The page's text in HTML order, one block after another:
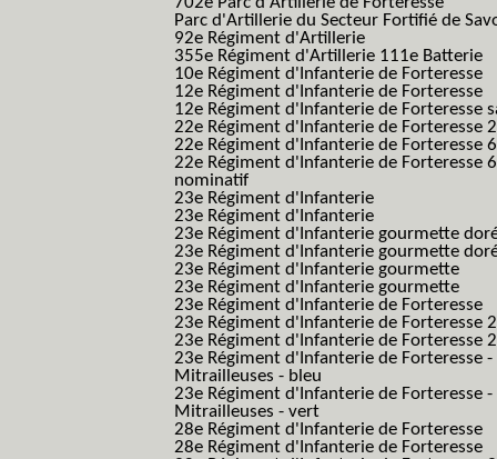
Parc d'Artillerie du Secteur Fortifié de
92e Régiment d'Artillerie
355e Régiment d'Artillerie 111e Batterie
10e Régiment d'Infanterie de Forteresse
12e Régiment d'Infanterie de Forteresse
12e Régiment d'Infanterie de Forteresse
22e Régiment d'Infanterie de Forteresse
22e Régiment d'Infanterie de Forteresse
22e Régiment d'Infanterie de Forteresse
nominatif
23e Régiment d'Infanterie
23e Régiment d'Infanterie
23e Régiment d'Infanterie gourmette
23e Régiment d'Infanterie gourmette
23e Régiment d'Infanterie gourmette
23e Régiment d'Infanterie gourmette
23e Régiment d'Infanterie de Forteresse
23e Régiment d'Infanterie de Forteresse
23e Régiment d'Infanterie de Forteresse
23e Régiment d'Infanterie de Forteresse
Mitrailleuses - bleu
23e Régiment d'Infanterie de Forteresse
Mitrailleuses - vert
28e Régiment d'Infanterie de Forteresse
28e Régiment d'Infanterie de Forteresse